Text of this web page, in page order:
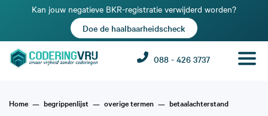
Kan jouw negatieve BKR-registratie verwijderd worden?
Doe de haalbaarheidscheck
088 - 426 3737
Home begrippenlijst overige termen betaalachterstand